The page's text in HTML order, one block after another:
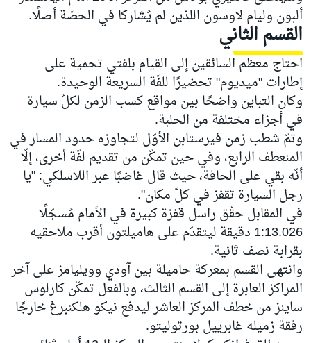
ألبون وليام لاوسون اللذين لم يُشاركا في الحصّة أصلًا.
القسم الثاني
احتاج معظم السائقين إلى القيام بلفتي تحمية على
إطارات "ميديوم" تحضيرًا للفّة السريعة الوحيدة.
وكان التباين واضحًا بين مواقع كسب الزمن لكلّ سيارة
في أجزاء مختلفة من الحلبة.
وتمّ شطب زمن فيرستابن الأوّل لتجاوزه حدود المسار في
المنعطف الرابع، وفي حين تمكّن من تقديم لفّة أخرى، إلّا
أنّه بقي على الحافة، حيث قال غاضبًا عبر اللاسلكي: "يا
رجل السيارة تقفز في كلّ مكان".
في المقابل حقّق راسل قفزة كبيرة في الأمام مُسجّلًا
1:13.026 دقيقة ليتقدّم على هاميلتون أقرب ملاحقيه
بقرابة نصف ثانية.
وانتهى القسم بمعركة حاميلة بين آودي وويليامز على آخر
المراكز العابرة إلى القسم الثالث، وبالفعل تمكّن كارلوس
ساينز من خطف المركز العاشر ليدفع نيكو هلكنبرغ خارجًا
رفقة زميله غابرييل بورتوليتو.